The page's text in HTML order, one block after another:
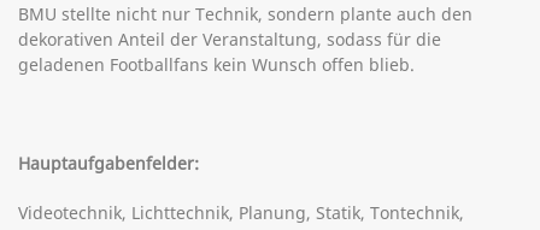
BMU stellte nicht nur Technik, sondern plante auch den
dekorativen Anteil der Veranstaltung, sodass für die
geladenen Footballfans kein Wunsch offen blieb.
Hauptaufgabenfelder:
Videotechnik, Lichttechnik, Planung, Statik, Tontechnik,